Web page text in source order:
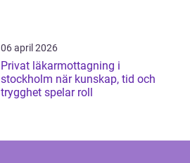
06 april 2026
Privat läkarmottagning i
stockholm när kunskap, tid och
trygghet spelar roll